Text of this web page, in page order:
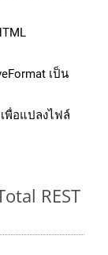
เป็น
เพื่อแปลงไฟล์
REST